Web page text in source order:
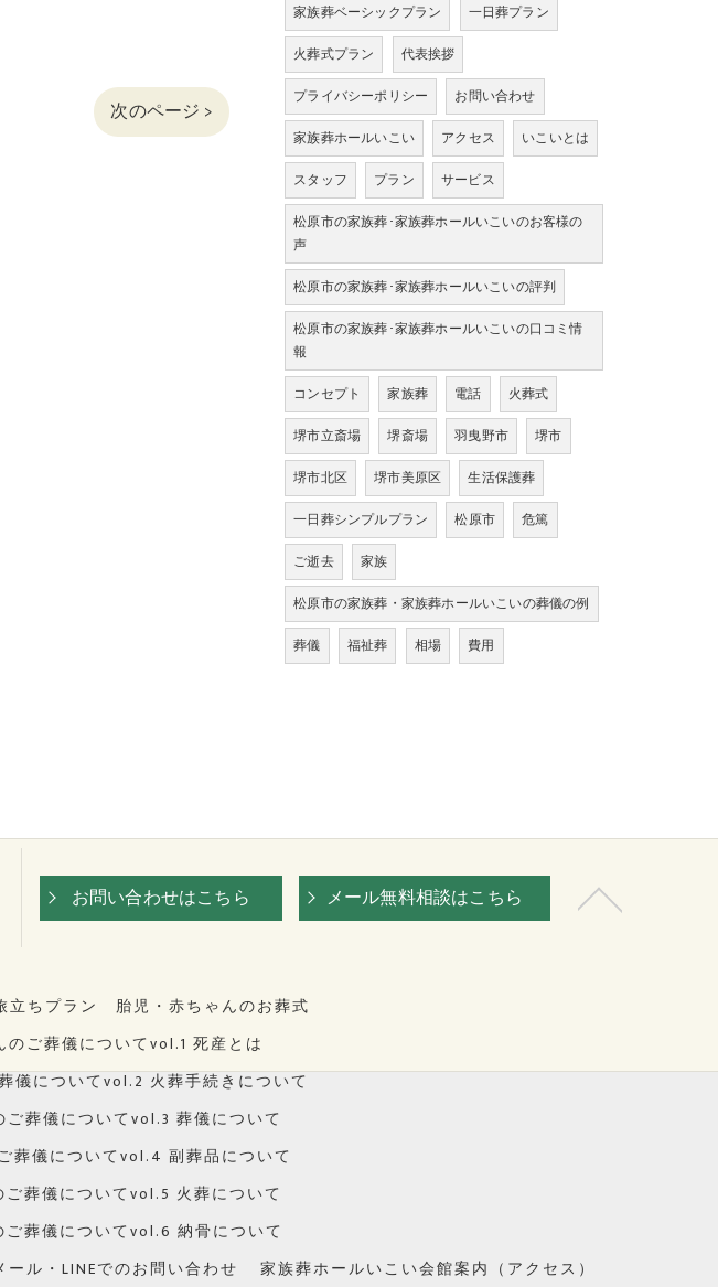
次のページ >
家族葬ベーシックプラン
一日葬プラン
火葬式プラン
代表挨拶
プライバシーポリシー
お問い合わせ
家族葬ホールいこい
アクセス
いこいとは
スタッフ
プラン
サービス
松原市の家族葬･家族葬ホールいこいのお客様の
声
松原市の家族葬･家族葬ホールいこいの評判
松原市の家族葬･家族葬ホールいこいの口コミ情
報
コンセプト
家族葬 電話
火葬式
堺市立斎場
堺斎場 羽曳野市
堺市
堺市北区
堺市美原区
生活保護葬
一日葬シンプルプラン
松原市
危篤
ご逝去
家族
松原市の家族葬・家族葬ホールいこいの葬儀の例
葬儀
福祉葬 相場 費用
お問い合わせはこちら メール無料相談はこちら
立ちプラン 胎児・赤ちゃんのお葬式
ご葬儀についてvol.1 死産とは
儀についてvol.2 火葬手続きについて
葬儀についてvol.3 葬儀について
葬儀についてvol.4 副葬品について
葬儀についてvol.5 火葬について
葬儀についてvol.6 納骨について
ール・LINEでのお問い合わせ 家族葬ホールいこい会館案内（アクセス）